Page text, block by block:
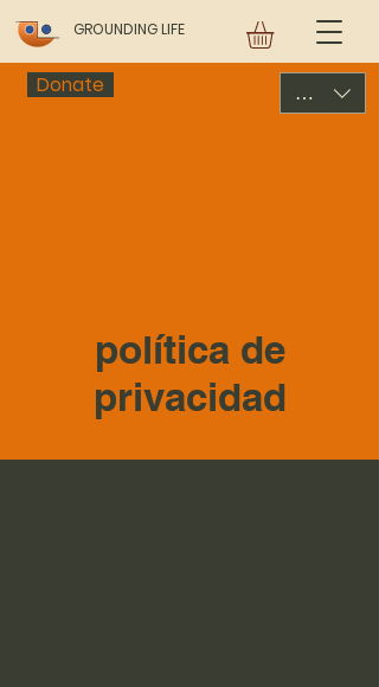
GROUNDING LIFE
Donate USD ($)
política de
privacidad